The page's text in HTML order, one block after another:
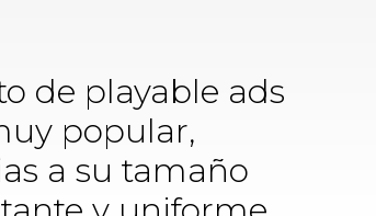
de playable ads
popular,
a su tamaño